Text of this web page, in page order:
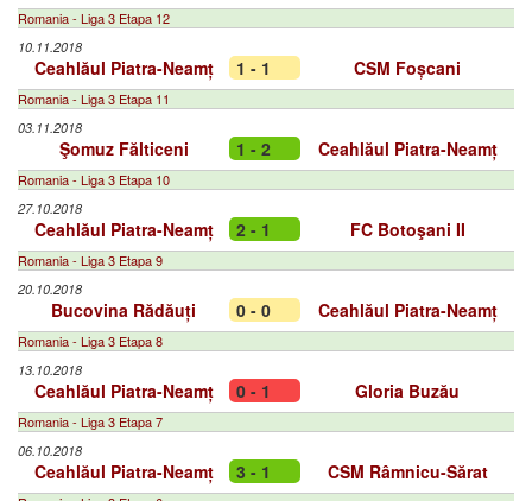
Romania - Liga 3 Etapa 12
10.11.2018
Ceahlăul Piatra-Neamț 1 - 1 CSM Foșcani
Romania - Liga 3 Etapa 11
03.11.2018
Şomuz Fălticeni 1 - 2 Ceahlăul Piatra-Neamț
Romania - Liga 3 Etapa 10
27.10.2018
Ceahlăul Piatra-Neamț 2 - 1 FC Botoşani II
Romania - Liga 3 Etapa 9
20.10.2018
Bucovina Rădăuți 0 - 0 Ceahlăul Piatra-Neamț
Romania - Liga 3 Etapa 8
13.10.2018
Ceahlăul Piatra-Neamț 0 - 1 Gloria Buzău
Romania - Liga 3 Etapa 7
06.10.2018
Ceahlăul Piatra-Neamț 3 - 1 CSM Râmnicu-Sărat